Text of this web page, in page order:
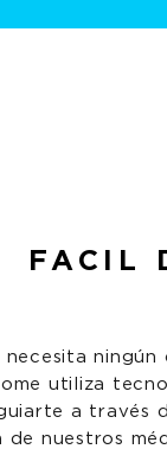
FACIL
necesita
utiliza
a través
de nuestros